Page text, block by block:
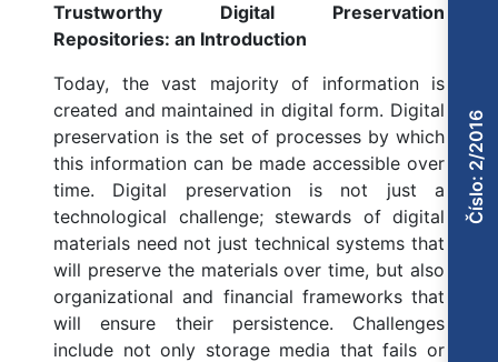
Trustworthy Digital Preservation
Repositories: an Introduction
Today, the vast majority of information is
created and maintained in digital form. Digital
preservation is the set of processes by which
this information can be made accessible over
time. Digital preservation is not just a
technological challenge; stewards of digital
materials need not just technical systems that
will preserve the materials over time, but also
organizational and financial frameworks that
will ensure their persistence. Challenges
include not only storage media that fails or
Číslo: 2/2016